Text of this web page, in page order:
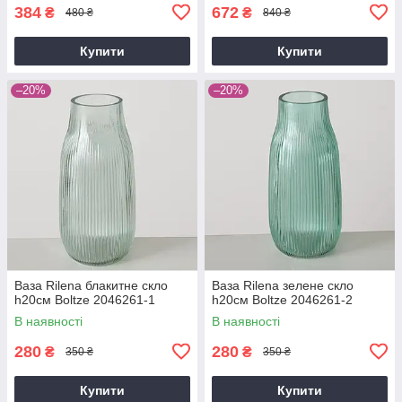
384 ₴ 480 ₴
Купити
672 ₴ 840 ₴
Купити
–20%
Ваза Rilena блакитне скло
h20см Boltze 2046261-1
В наявності
280 ₴ 350 ₴
Купити
–20%
Ваза Rilena зелене скло
h20см Boltze 2046261-2
В наявності
280 ₴ 350 ₴
Купити